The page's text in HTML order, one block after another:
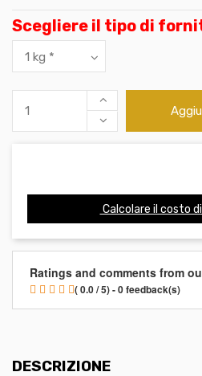
Scegliere il tipo di
Calcolare il costo
Ratings and comments from
( 0.0 / 5) - 0 feedback(s)
DESCRIZIONE